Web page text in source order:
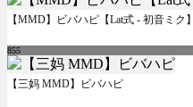
【MMD】ビバハピ【Lat式 - 初音ミク】
855
【三妈 MMD】ビバハピ